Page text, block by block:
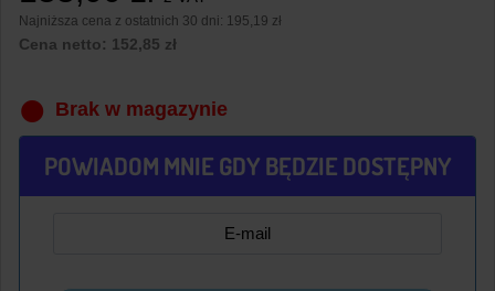
Najniższa cena z ostatnich 30 dni: 195,19 zł
Cena netto: 152,85 zł
Brak w magazynie
POWIADOM MNIE GDY BĘDZIE DOSTĘPNY